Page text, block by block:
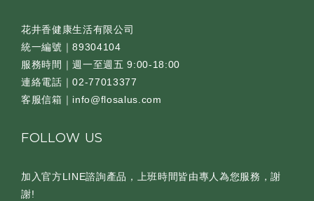
花井香健康生活有限公司
統一編號｜89304104
服務時間｜週一至週五 9:00-18:00
連絡電話｜02-77013377
客服信箱｜info@flosalus.com
FOLLOW US
加入官方LINE諮詢產品，上班時間皆由專人為您服務，謝
謝!